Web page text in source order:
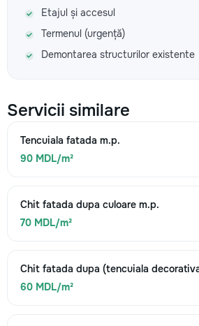
Etajul și accesul
Termenul (urgență)
Demontarea structurilor existente
Servicii similare
Tencuiala fatada m.p.
90 MDL/m²
Chit fatada dupa culoare m.p.
70 MDL/m²
Chit fatada dupa (tencuiala
60 MDL/m²